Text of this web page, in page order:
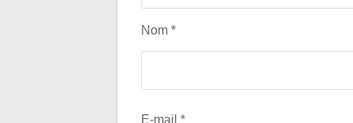
Nom*
E-mail*